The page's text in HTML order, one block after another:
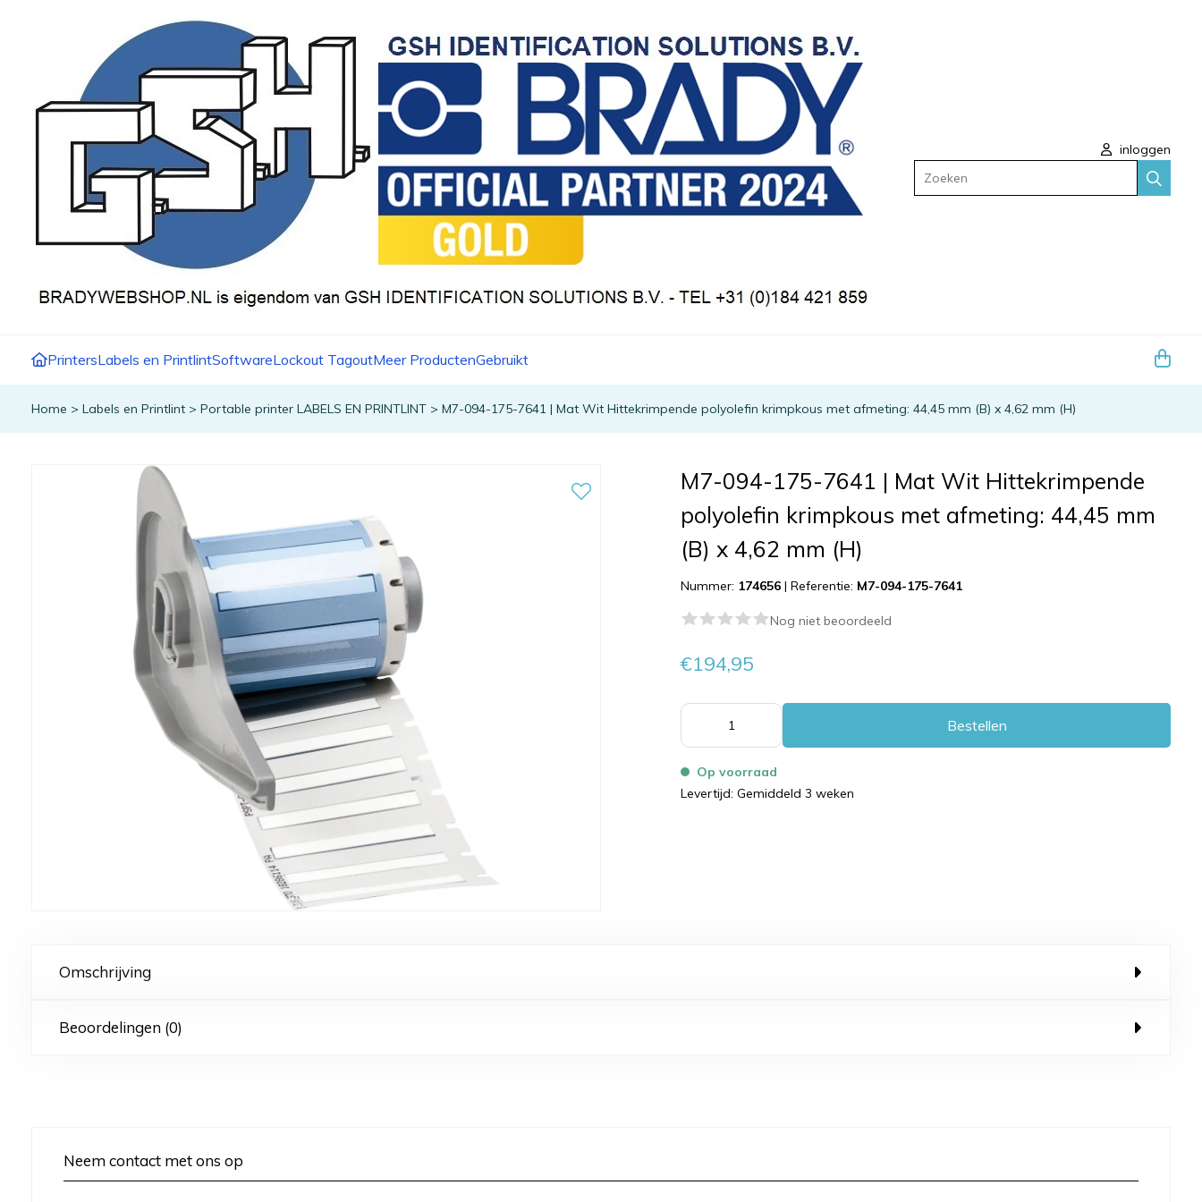
inloggen
Zoeken
PrintersLabels en PrintlintSoftwareLockout TagoutMeer ProductenGebruikt
Home > Labels en Printlint > Portable printer LABELS EN PRINTLINT > M7-094-175-7641 | Mat Wit Hittekrimpende polyolefin krimpkous met afmeting: 44,45 mm (B) x 4,62 mm (H)
M7-094-175-7641 | Mat Wit Hittekrimpende
polyolefin krimpkous met afmeting: 44,45 mm
(B) x 4,62 mm (H)
Nummer: 174656 |Referentie: M7-094-175-7641
Nog niet beoordeeld
€194,95
Bestellen
Op voorraad
Levertijd: Gemiddeld 3 weken
Omschrijving
Beoordelingen (0)
Neem contact met ons op